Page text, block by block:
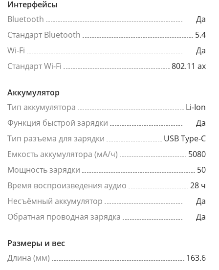
Интерфейсы
Bluetooth
Да
Стандарт Bluetooth
5.4
Wi-Fi
Да
Стандарт Wi-Fi
802.11 ax
Аккумулятор
Тип аккумулятора
Li-Ion
Функция быстрой зарядки
Да
Тип разъема для зарядки
USB Type-C
Емкость аккумулятора (мА/ч)
5080
Мощность зарядки
50
Время воспроизведения аудио
28 ч
Несъёмный аккумулятор
Да
Обратная проводная зарядка
Да
Размеры и вес
Длина (мм)
163.6